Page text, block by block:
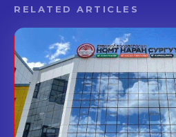
RELATED ARTICLES